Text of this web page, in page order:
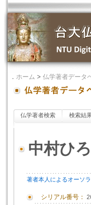
． ホーム > 仏学著者データ
仏学著者検索 検索結
中村ひ
著者本人によるオーソ
シリアル番号：